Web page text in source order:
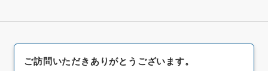
ご訪問いただきありがとうございます。